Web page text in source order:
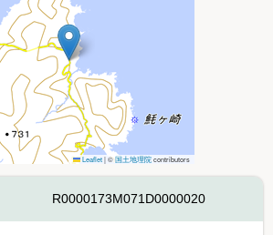
Leaflet |©国土地理院contributors
R0000173M071D0000020